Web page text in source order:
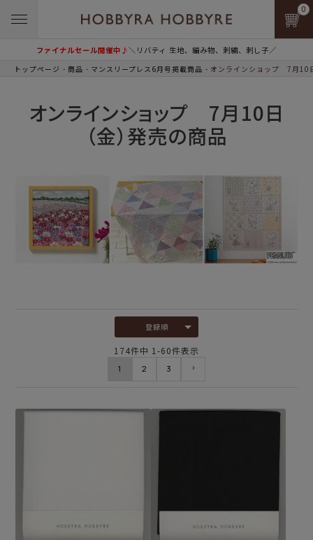
ファイナルセール開催中♪＼リバティ 生地、編み物、刺繍、刺し子／
0
トップページ 商品 マンスリープレス6月号掲載商品 オンラインショップ 7月10
オンラインショップ 7月10日
（金）発売の商品
登録順
174件中 1 -60件表示
1 2 3